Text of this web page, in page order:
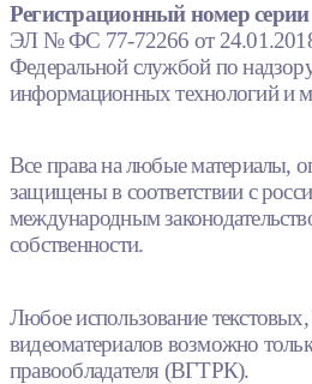
Регистрационный номер серии
ЭЛ № ФС 77-72266 от
Федеральной службой по
информационных технологий и
Все права на любые материалы,
защищены в соответствии с
международным
собственности.
Любое использование
видеоматериалов возможно
правообладателя (ВГТРК).